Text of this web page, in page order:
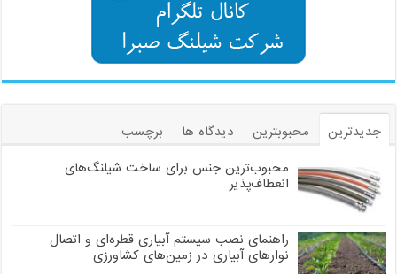
جدیدترین محبوبترین دیدگاه ها
برچسب
محبوب‌ترین جنس برای ساخت شیلنگ‌های
انعطاف‌پذیر
راهنمای نصب سیستم آبیاری قطره‌ای و اتصال
نوارهای آبیاری در زمین‌های کشاورزی